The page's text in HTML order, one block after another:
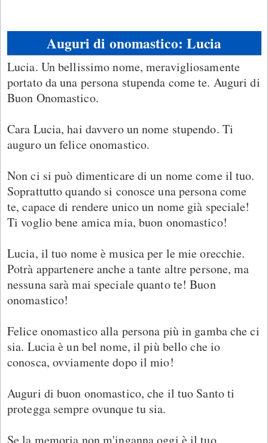
Auguri di onomastico: Lucia
Lucia. Un bellissimo nome, meravigliosamente
portato da una persona stupenda come te. Auguri di
Buon Onomastico.
Cara Lucia, hai davvero un nome stupendo. Ti
auguro un felice onomastico.
Non ci si può dimenticare di un nome come il tuo.
Soprattutto quando si conosce una persona come
te, capace di rendere unico un nome già speciale!
Ti voglio bene amica mia, buon onomastico!
Lucia, il tuo nome è musica per le mie orecchie.
Potrà appartenere anche a tante altre persone, ma
nessuna sarà mai speciale quanto te! Buon
onomastico!
Felice onomastico alla persona più in gamba che ci
sia. Lucia è un bel nome, il più bello che io
conosca, ovviamente dopo il mio!
Auguri di buon onomastico, che il tuo Santo ti
protegga sempre ovunque tu sia.
Se la memoria non m'inganna oggi è il tuo